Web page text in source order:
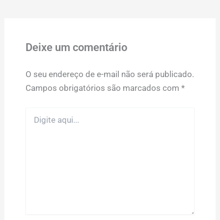
Deixe um comentário
O seu endereço de e-mail não será publicado.
Campos obrigatórios são marcados com *
aqui...